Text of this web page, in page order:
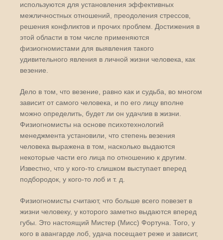
используются для установления эффективных
межличностных отношений, преодоления стрессов,
решения конфликтов и прочих проблем. Достижения в
этой области в том числе применяются
физиогномистами для выявления такого
удивительного явления в личной жизни человека, как
везение.
Дело в том, что везение, равно как и судьба, во многом
зависит от самого человека, и по его лицу вполне
можно определить, будет ли он удачлив в жизни.
Физиогномисты на основе психотехнологий
менеджмента установили, что степень везения
человека выражена в том, насколько выдаются
некоторые части его лица по отношению к другим.
Известно, что у кого-то слишком выступает вперед
подбородок, у кого-то лоб и т. д.
Физиогномисты считают, что больше всего повезет в
жизни человеку, у которого заметно выдаются вперед
губы. Это настоящий Мистер (Мисс) Фортуна. Того, у
кого в авангарде лоб, удача посещает реже и зависит,